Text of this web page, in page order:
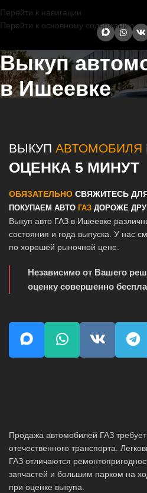
Перейти к навигации
Перейти к основному содержанию
Выкуп
в Ишеевке
ВЫКУП АВТОМОБИЛЯ
ОЦЕНКА 5 МИНУТ
ОБЯЗАТЕЛЬНО СВЯЖИТЕСЬ
ПОКУПАЕМ АВТО ГАЗ ДОРОЖЕ
Выкуп авто ГАЗ в Ишеевке
состояния и года выпуска. У нас
по хорошей рыночной цене.
Независимо от Вашего
оценку совершенно
Продажа автомобилей ГАЗ
отечественного транспорта.
ГАЗ отличаются
запчастей и большим парком на
при оценке выкупа.